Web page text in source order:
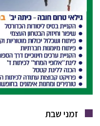
זמני שבת